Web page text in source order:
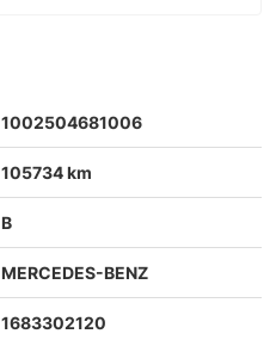
1002504681006
105734 km
B
MERCEDES-BENZ
1683302120